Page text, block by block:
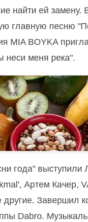
найти ей замену.
главную песню
MIA BOYKA
неси меня река".
года"
Артем Качер,
другие. Завершил
Dabro.